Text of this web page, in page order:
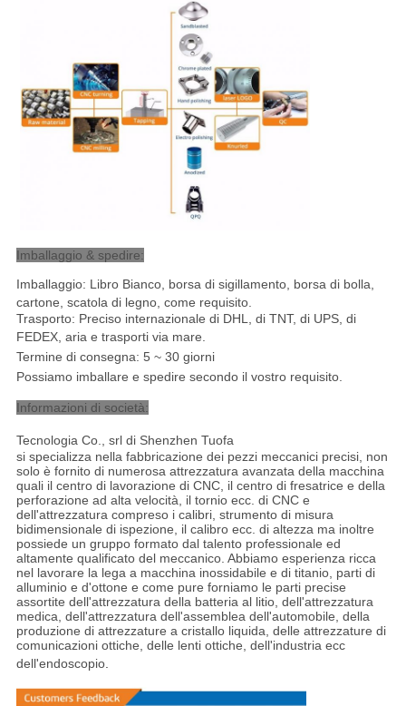
Imballaggio & spedire:
Imballaggio: Libro Bianco, borsa di sigillamento, borsa di bolla,
cartone, scatola di legno, come requisito.
Trasporto: Preciso internazionale di DHL, di TNT, di UPS, di
FEDEX, aria e trasporti via mare
Termine di consegna: 5 ~ 30 giorni
Possiamo imballare e spedire secondo il vostro requisito.
Informazioni di società:
Tecnologia Co., srl di Shenzhen Tuofa
si specializza nella fabbricazione dei pezzi meccanici precisi, non
solo è fornito di numerosa attrezzatura avanzata della macchina
quali il centro di lavorazione di CNC, il centro di fresatrice e della
perforazione ad alta velocità, il tornio ecc. di CNC e
dell'attrezzatura compreso i calibri, strumento di misura
bidimensionale di ispezione, il calibro ecc. di altezza ma inoltre
possiede un gruppo formato dal talento professionale ed
altamente qualificato del meccanico. Abbiamo esperienza ricca
nel lavorare la lega a macchina inossidabile e di titanio, parti di
alluminio e d'ottone e come pure forniamo le parti precise
assortite dell'attrezzatura della batteria al litio, dell'attrezzatura
medica, dell'attrezzatura dell'assemblea dell'automobile, della
produzione di attrezzature a cristallo liquida, delle attrezzature di
comunicazioni ottiche, delle lenti ottiche, dell'industria ecc
dell'endoscopio.